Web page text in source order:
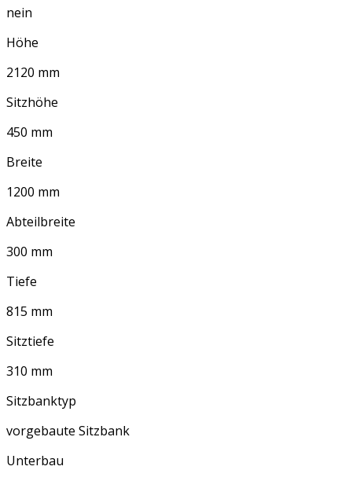
nein
Höhe
2120 mm
Sitzhöhe
450 mm
Breite
1200 mm
Abteilbreite
300 mm
Tiefe
815 mm
Sitztiefe
310 mm
Sitzbanktyp
vorgebaute Sitzbank
Unterbau